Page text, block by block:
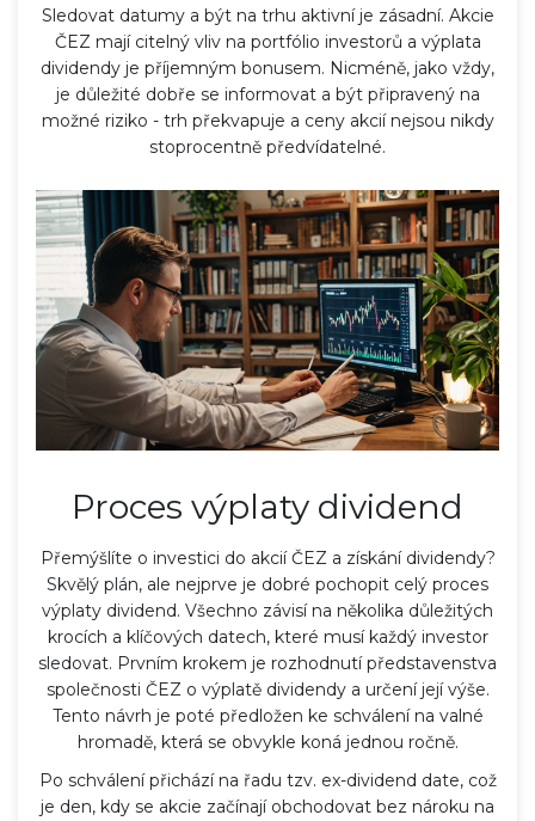
Sledovat datumy a být na trhu aktivní je zásadní. Akcie
ČEZ mají citelný vliv na portfólio investorů a výplata
dividendy je příjemným bonusem. Nicméně, jako vždy,
je důležité dobře se informovat a být připravený na
možné riziko - trh překvapuje a ceny akcií nejsou nikdy
stoprocentně předvídatelné.
Proces výplaty dividend
Přemýšlíte o investici do akcií ČEZ a získání dividendy?
Skvělý plán, ale nejprve je dobré pochopit celý proces
výplaty dividend. Všechno závisí na několika důležitých
krocích a klíčových datech, které musí každý investor
sledovat. Prvním krokem je rozhodnutí představenstva
společnosti ČEZ o výplatě dividendy a určení její výše.
Tento návrh je poté předložen ke schválení na valné
hromadě, která se obvykle koná jednou ročně.
Po schválení přichází na řadu tzv. ex-dividend date, což
je den, kdy se akcie začínají obchodovat bez nároku na